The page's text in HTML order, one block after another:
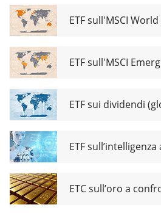
ETF sull'MSCI
ETF sui dividendi
ETC sull’oro a